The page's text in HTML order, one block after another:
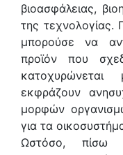
βιοασφάλειας,
της τεχνολογίας.
μπορούσε να
προϊόν που
εκφράζουν
μορφών
για τα
Ωστόσο, πίσω